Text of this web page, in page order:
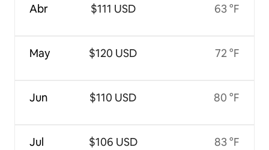
Abr
May
Jun
Jul
$111 USD
$120 USD
$110 USD
$106 USD
63 °F
72 °F
80 °F
83 °F